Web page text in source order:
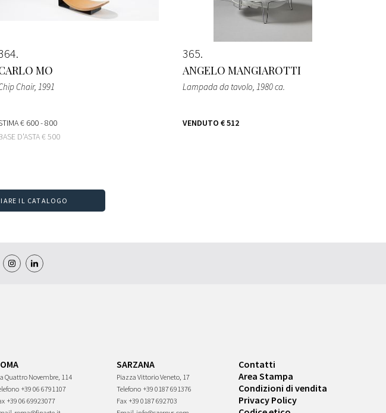
MO
Chair, 1991
€ 600 - 800
D'ASTA€ 500
365
ANGELO MANGIAROTTI
Lampada da tavolo, 1980 ca.
VENDUTO € 512
IL CATALOGO
Quattro Novembre, 114
+39 06 6791107
+39 06 69923077
SARZANA
Piazza Vittorio Veneto, 17
Telefono +39 0187 691376
Fax +39 0187 692703
Contatti
Area Stampa
Condizioni di vendita
Privacy Policy